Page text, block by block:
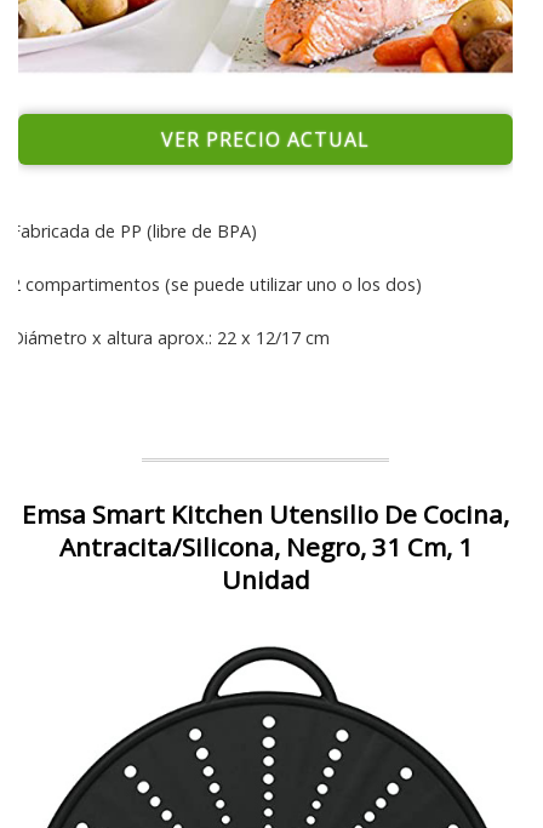
VER PRECIO ACTUAL
Fabricada de PP (libre de BPA)
2 compartimentos (se puede utilizar uno o los dos)
Diámetro x altura aprox.: 22 x 12/17 cm
Emsa Smart Kitchen Utensilio De Cocina,
Antracita/Silicona, Negro, 31 Cm, 1
Unidad